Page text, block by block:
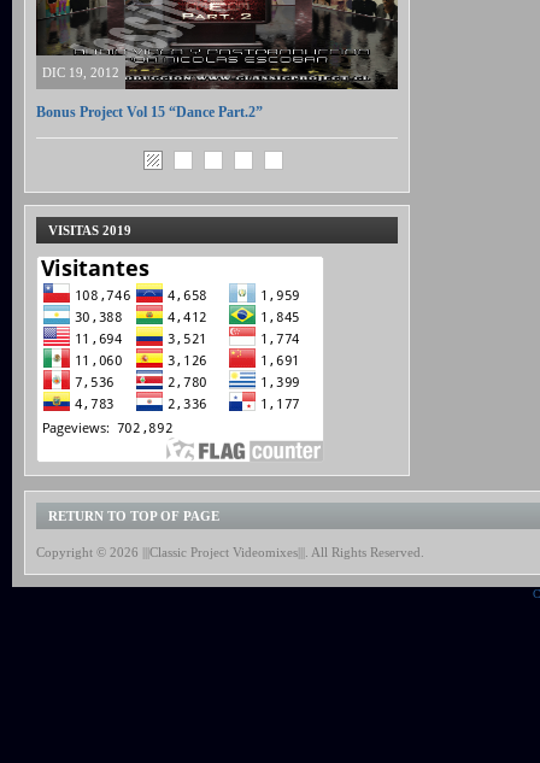
DIC 19, 2012
Bonus Project Vol 15 “Dance Part.2”
VISITAS 2019
RETURN TO TOP OF PAGE
Copyright © 2026 |||Classic Project Videomixes|||. All Rights Reserved.